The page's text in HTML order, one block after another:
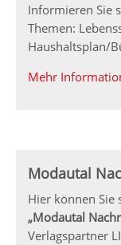
Informieren Sie
Themen:
Haushaltsplan/
Mehr
Modautal
Hier können Sie
„Modautal
Verlagspartner